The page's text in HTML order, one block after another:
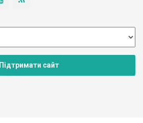
Підтримати сайт